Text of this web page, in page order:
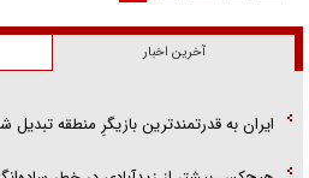
آخرین اخبار
ایران به قدرتمندترین بازیگرِ منطقه تبدیل